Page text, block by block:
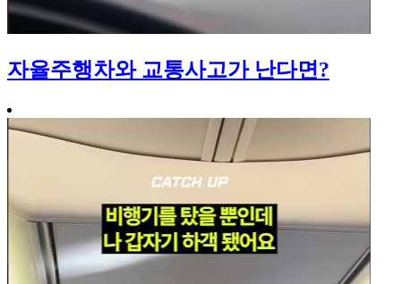
자율주행차와 교통사고가 난다면?